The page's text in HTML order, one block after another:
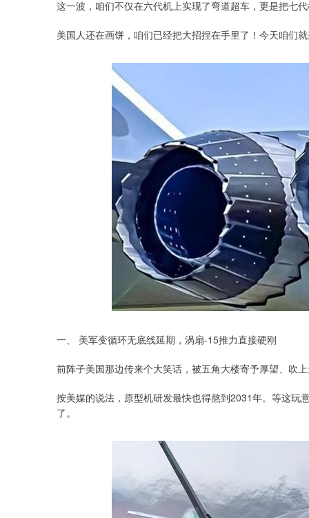
这一波，咱们不仅在六代机上实现了弯道超车，更是把七
美国人还在画饼，咱们已经把大招捏在手里了！今天咱们
一、 美军变循环无底线延期，涡扇-15推力直接硬刚
前阵子美国那边传来个大笑话，被五角大楼寄予厚望、吹
按美媒的说法，原型机研发最快也得熬到2031年。等这玩
了。